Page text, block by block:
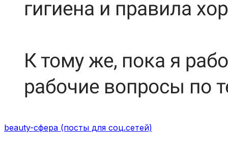
beauty-сфера (посты для соц.сетей)